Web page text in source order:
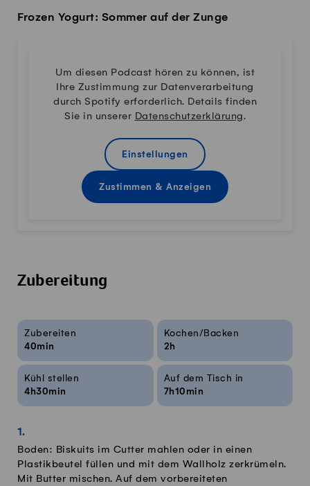
Frozen Yogurt: Sommer auf der Zunge
Um diesen Podcast hören zu können, ist
Ihre Zustimmung zur Datenverarbeitung
durch Spotify erforderlich. Details finden
Sie in unserer Datenschutzerklärung.
Einstellungen
Zustimmen & Anzeigen
Zubereitung
Rezeptinfos
Zubereiten
40min
Kochen/Backen
2h
Kühl stellen
4h30min
Auf dem Tisch in
7h10min
Boden: Biskuits im Cutter mahlen oder in einen
Plastikbeutel füllen und mit dem Wallholz zerkrümeln.
Mit Butter mischen. Auf dem vorbereiteten